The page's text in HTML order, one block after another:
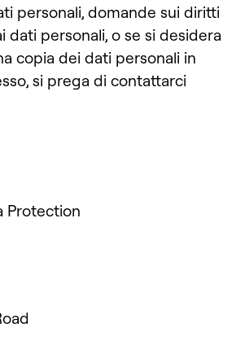
personali, domande sui diritti
dati personali, o se si desidera
copia dei dati personali in
si prega di contattarci
Protection